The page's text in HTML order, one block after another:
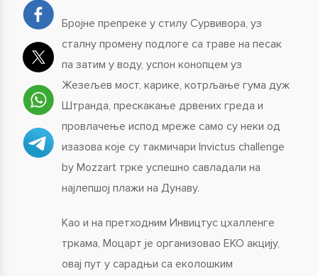
Бројне препреке у стилу Сурвивора, уз
сталну промену подлоге са траве на песак
па затим у воду, успон конопцем уз
Жезељев мост, карике, котрљање гума дуж
Штранда, прескакање дрвених греда и
провлачење испод мреже само су неки од
изазова које су такмичари Invictus challenge
by Mozzart трке успешно савладали на
најлепшој плажи на Дунаву.
Као и на претходним Инвицтус цхалленге
тркама, Моцарт је организовао ЕКО акцију,
овај пут у сарадњи са еколошким